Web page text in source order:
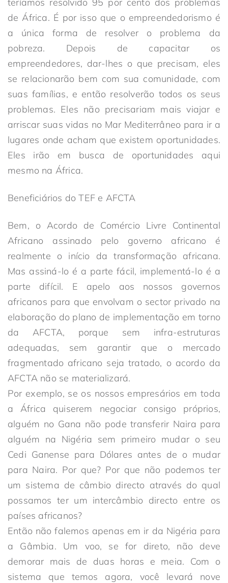
de África. É por isso que o empreendedorismo é
a única forma de resolver o problema da
pobreza. Depois de capacitar os
empreendedores, dar-lhes o que precisam, eles
se relacionarão bem com sua comunidade, com
suas famílias, e então resolverão todos os seus
problemas. Eles não precisariam mais viajar e
arriscar suas vidas no Mar Mediterrâneo para ir a
lugares onde acham que existem oportunidades.
Eles irão em busca de oportunidades aqui
mesmo na África.
Beneficiários do TEF e AFCTA
Bem, o Acordo de Comércio Livre Continental
Africano assinado pelo governo africano é
realmente o início da transformação africana.
Mas assiná-lo é a parte fácil, implementá-lo é a
parte difícil. E apelo aos nossos governos
africanos para que envolvam o sector privado na
elaboração do plano de implementação em torno
da AFCTA, porque sem infra-estruturas
adequadas, sem garantir que o mercado
fragmentado africano seja tratado, o acordo da
AFCTA não se materializará.
Por exemplo, se os nossos empresários em toda
a África quiserem negociar consigo próprios,
alguém no Gana não pode transferir Naira para
alguém na Nigéria sem primeiro mudar o seu
Cedi Ganense para Dólares antes de o mudar
para Naira. Por que? Por que não podemos ter
um sistema de câmbio directo através do qual
possamos ter um intercâmbio directo entre os
países africanos?
Então não falemos apenas em ir da Nigéria para
a Gâmbia. Um voo, se for direto, não deve
demorar mais de duas horas e meia. Com o
sistema que temos agora, você levará nove